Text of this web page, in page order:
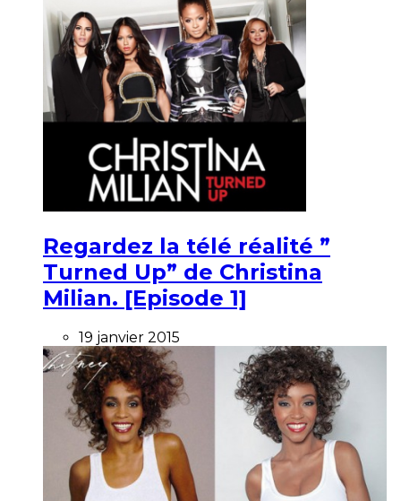
Regardez la télé réalité ”
Turned Up” de Christina
Milian. [Episode 1]
19 janvier 2015